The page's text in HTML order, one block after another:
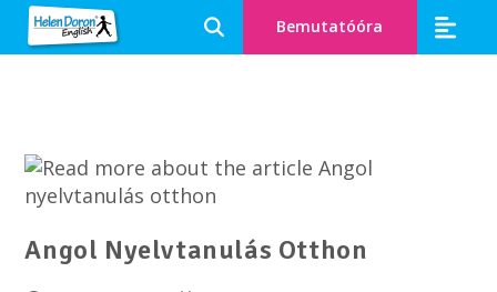
Bemutatóóra
Angol Nyelvtanulás Otthon